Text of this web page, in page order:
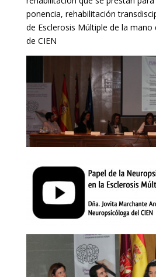
ponencia, rehabilitación
de Esclerosis Múltiple de la
de CIEN